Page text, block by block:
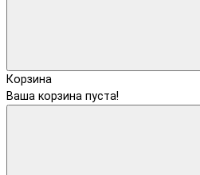
Корзина
Ваша корзина пуста!